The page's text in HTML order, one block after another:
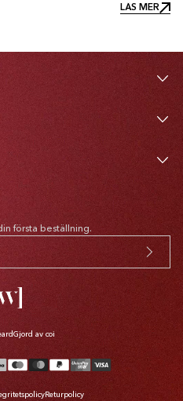
LÄS MER
första beställning.
Gjord av coi
Returpolicy